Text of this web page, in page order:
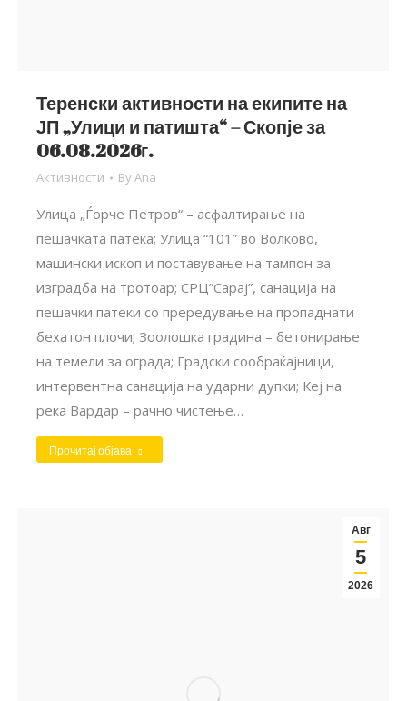
Теренски активности на екипите на
ЈП „Улици и патишта“ – Скопје за
06.08.2026г.
Активности By Ana
Улица „Ѓорче Петров“ – асфалтирање на
пешачката патека; Улица “101” во Волково,
машински ископ и поставување на тампон за
изградба на тротоар; СРЦ”Сарај”, санација на
пешачки патеки со прередување на пропаднати
бехатон плочи; Зоолошка градина – бетонирање
на темели за ограда; Градски сообраќајници,
интервентна санација на ударни дупки; Кеј на
река Вардар – рачно чистење…
Прочитај објава
Авг
5
2026